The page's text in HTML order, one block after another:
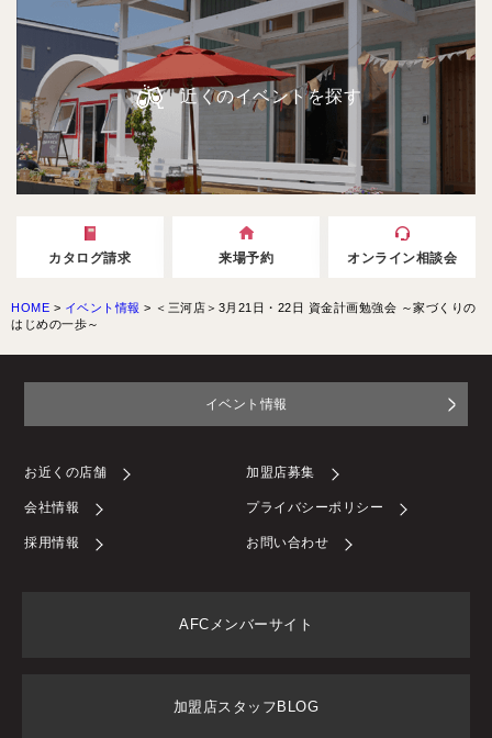
近くのイベントを探す
カタログ請求 来場予約 オンライン相談会
HOME > イベント情報 > ＜三河店＞3月21日・22日 資金計画勉強会 ～家づくりの
はじめの一歩～
イベント情報
お近くの店舗 加盟店募集
会社情報 プライバシーポリシー
採用情報 お問い合わせ
AFCメンバーサイト
加盟店スタッフBLOG